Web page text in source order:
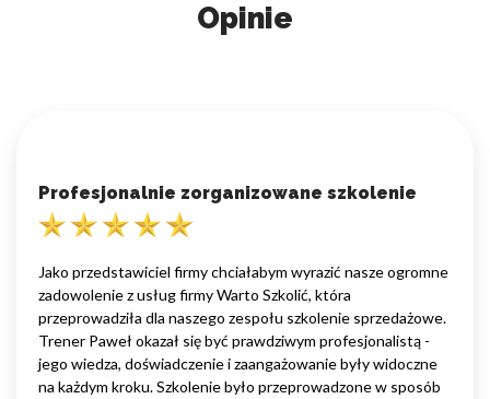
Opinie
Profesjonalnie zorganizowane szkolenie
Jako przedstawiciel firmy chciałabym wyrazić nasze ogromne
zadowolenie z usług firmy Warto Szkolić, która
przeprowadziła dla naszego zespołu szkolenie sprzedażowe.
Trener Paweł okazał się być prawdziwym profesjonalistą -
jego wiedza, doświadczenie i zaangażowanie były widoczne
na każdym kroku. Szkolenie było przeprowadzone w sposób